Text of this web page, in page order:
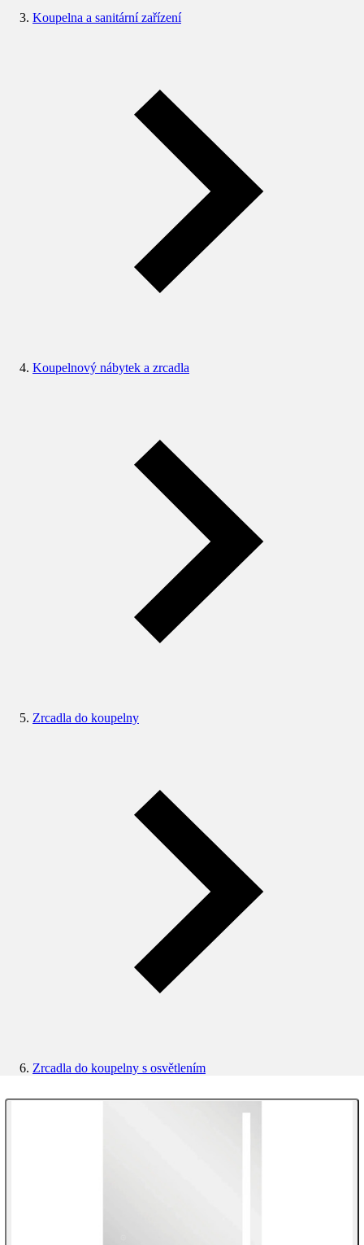
Koupelna a sanitární zařízení
Koupelnový nábytek a zrcadla
Zrcadla do koupelny
Zrcadla do koupelny s osvětlením